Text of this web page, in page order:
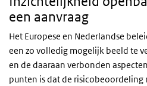
een aanvraag
Het Europese en Nederlandse
een zo volledig mogelijk beeld te
en de daaraan verbonden
punten is dat de